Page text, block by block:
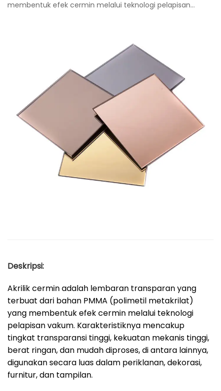
membentuk efek cermin melalui teknologi pelapisan
Deskripsi:
Akrilik cermin adalah lembaran transparan yang
terbuat dari bahan PMMA (polimetil metakrilat)
yang membentuk efek cermin melalui teknologi
pelapisan vakum. Karakteristiknya mencakup
tingkat transparansi tinggi, kekuatan mekanis tinggi,
berat ringan, dan mudah diproses, di antara lainnya,
digunakan secara luas dalam periklanan, dekorasi,
furnitur, dan tampilan.